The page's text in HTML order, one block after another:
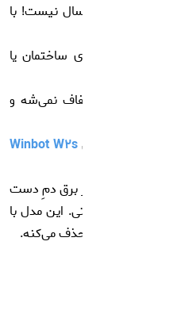
ماه و آخر سال نیست! با
بلند، نمای ساختمان یا
که می‌خوایم شفاف نمی‌شه و
مدل جدیدش یعنیWinbot W2s
جایی هستی که پریز برق دمِ دست
دنبالش می‌گشتی. این مدل با
دردسرهارو واست حذف می‌کنه.